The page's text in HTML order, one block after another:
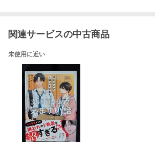
関連サービスの中古商品
未使用に近い